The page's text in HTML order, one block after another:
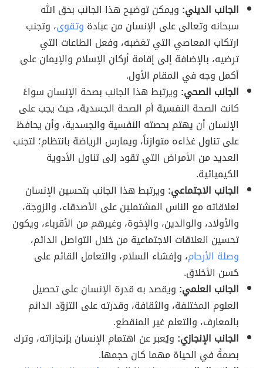
الجانب الديني: ويمكن توضيح هذا الجانب بحق الله
سبحانه وتعالى على الإنسان من عبادة وتقوى، وتجنب
ارتكاب المعاصي التي تغضبه، وفعل الطاعات التي
ترضيه، بالإضافة إلى إقامة أركان الإسلام والإيمان على
أكمل وجه في المقام الأول.
الجانب الصحي: ويرتبط هذا الجانب بصحة الإنسان سواءً
كانت الصحة النفسية أم الصحة الجسدية، حيث يجب على
الإنسان أن يهتم بحصته النفسية والجسدية، وأن يحافظ
على تناول غذاءه متوازناً، ويمارس الرياضة بانتظام؛ لتجنب
العديد من الأمراض التي تقود إلى تناول الأدوية
الكيميائية.
الجانب الاجتماعي: ويرتبط هذا الجانب بتحسين الإنسان
لعلاقاته مع الناس المشتملين على الأصدقاء، والزوجة،
والأولاد، والوالدين، والإخوة، وغيرهم من الأقرباء، ويكون
تحسين العلاقات الاجتماعية من خلال التواصل الدائم،
وصلة الأرحام، وإفشاء السلام، والتعامل القائم على
حُسن الأخلاق.
الجانب العلمي: ويقصد به قدرة الإنسان على تحصيل
العلوم المختلفة، والثقافة، وقدرته على التزوّد الدائم
بالمعارف، والتعلم غير المنقطع.
الجانب الإنجازي: ويُعبر عن اهتمام الإنسان بإنجازاته، وترك
بصمةً في الحياة مهما كان حجمها.